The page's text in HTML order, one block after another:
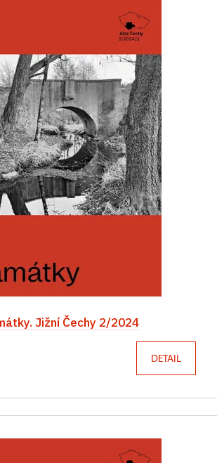
Jižní Čechy 2/2024
DETAIL